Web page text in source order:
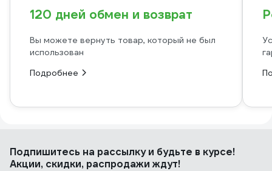
120 дней обмен и возврат
Вы можете вернуть товар, который не был
использован
Подробнее
Подпишитесь на рассылкуи будьте в курсе!
Акции, скидки, распродажи ждут!